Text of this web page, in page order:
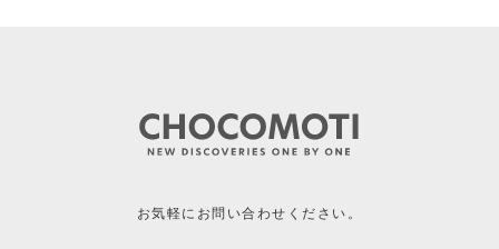
お気軽にお問い合わせください。